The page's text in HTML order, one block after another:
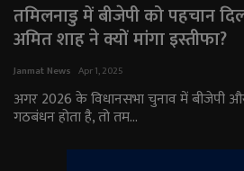
तमिलनाडु में बीजेपी को पहचान
अमित शाह ने क्यों मांगा इस्तीफा?
Janmat News Apr 1, 2025
अगर 2026 के विधानसभा चुनाव में
गठबंधन होता है, तो तम...